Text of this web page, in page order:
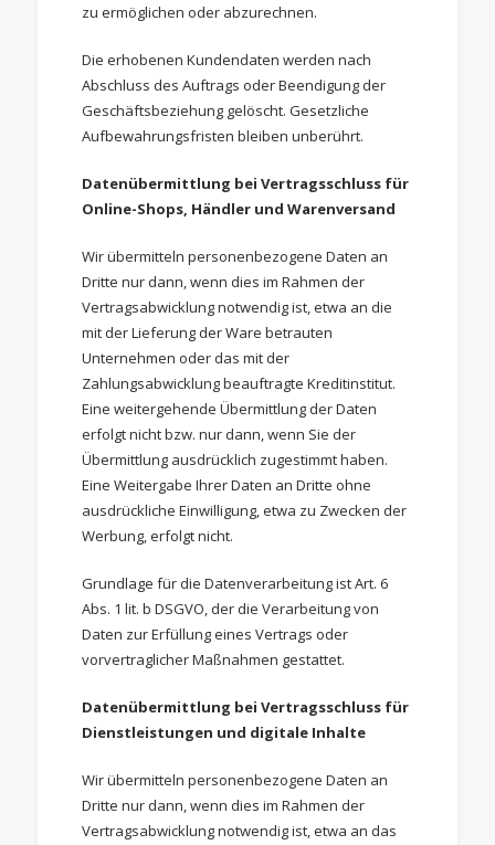
zu ermöglichen oder abzurechnen.
Die erhobenen Kundendaten werden nach
Abschluss des Auftrags oder Beendigung der
Geschäftsbeziehung gelöscht. Gesetzliche
Aufbewahrungsfristen bleiben unberührt.
Datenübermittlung bei Vertragsschluss für
Online-Shops, Händler und Warenversand
Wir übermitteln personenbezogene Daten an
Dritte nur dann, wenn dies im Rahmen der
Vertragsabwicklung notwendig ist, etwa an die
mit der Lieferung der Ware betrauten
Unternehmen oder das mit der
Zahlungsabwicklung beauftragte Kreditinstitut.
Eine weitergehende Übermittlung der Daten
erfolgt nicht bzw. nur dann, wenn Sie der
Übermittlung ausdrücklich zugestimmt haben.
Eine Weitergabe Ihrer Daten an Dritte ohne
ausdrückliche Einwilligung, etwa zu Zwecken der
Werbung, erfolgt nicht.
Grundlage für die Datenverarbeitung ist Art. 6
Abs. 1 lit. b DSGVO, der die Verarbeitung von
Daten zur Erfüllung eines Vertrags oder
vorvertraglicher Maßnahmen gestattet.
Datenübermittlung bei Vertragsschluss für
Dienstleistungen und digitale Inhalte
Wir übermitteln personenbezogene Daten an
Dritte nur dann, wenn dies im Rahmen der
Vertragsabwicklung notwendig ist, etwa an das